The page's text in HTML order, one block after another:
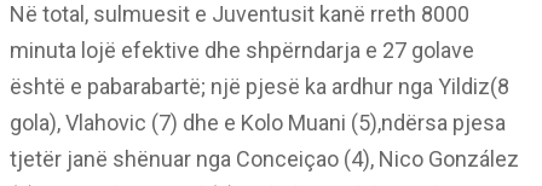
Në total, sulmuesit e Juventusit kanë rreth 8000
minuta lojë efektive dhe shpërndarja e 27 golave
është e pabarabartë; një pjesë ka ardhur nga Yildiz(8
gola), Vlahovic (7) dhe e Kolo Muani (5),ndërsa pjesa
tjetër janë shënuar nga Conceiçao (4), Nico González